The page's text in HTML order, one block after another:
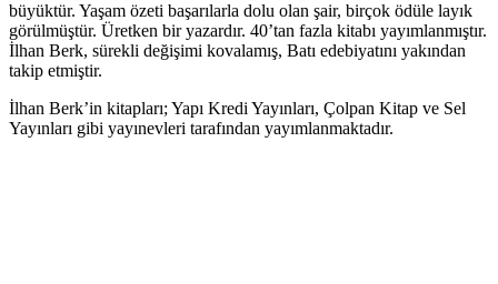
büyüktür. Yaşam özeti başarılarla dolu olan şair, birçok ödüle layık
görülmüştür. Üretken bir yazardır. 40’tan fazla kitabı yayımlanmıştır.
İlhan Berk, sürekli değişimi kovalamış, Batı edebiyatını yakından
takip etmiştir.
İlhan Berk’in kitapları; Yapı Kredi Yayınları, Çolpan Kitap ve Sel
Yayınları gibi yayınevleri tarafından yayımlanmaktadır.